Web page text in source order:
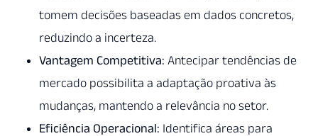
tomem decisões baseadas em dados concretos,
reduzindo a incerteza.
Vantagem Competitiva: Antecipar tendências de
mercado possibilita a adaptação proativa às
mudanças, mantendo a relevância no setor.
Eficiência Operacional: Identifica áreas para